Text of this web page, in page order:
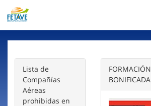
Lista de
Compañías
Aéreas
prohibidas en
FORMACIÓN
BONIFICADA